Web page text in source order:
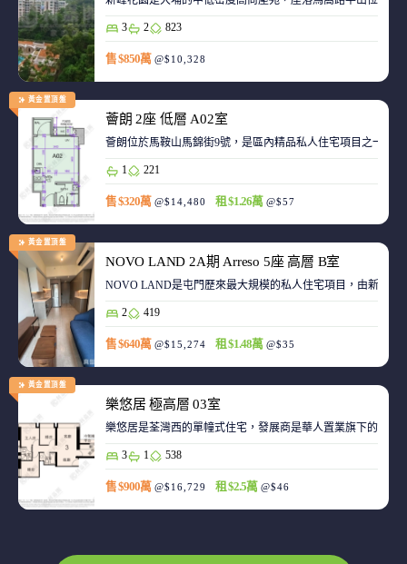
3 2 823
售 $850萬 @$10,328
黃金置頂盤
薈朗 2座 低層 A02室
薈朗位於馬鞍山馬錦街9號，是區內精品私人住宅項目之一，
1 221
售 $320萬 @$14,480 租 $1.26萬 @$57
黃金置頂盤
NOVO LAND 2A期 Arreso 5座 高層 B室
NOVO LAND是屯門歷來最大規模的私人住宅項目，由新鴻
2 419
售 $640萬 @$15,274 租 $1.48萬 @$35
黃金置頂盤
樂悠居 極高層 03室
樂悠居是荃灣西的單幢式住宅，發展商是華人置業旗下的廣
3 1 538
售 $900萬 @$16,729 租 $2.5萬 @$46